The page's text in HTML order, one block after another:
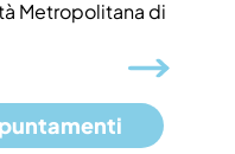
Metropolitana di